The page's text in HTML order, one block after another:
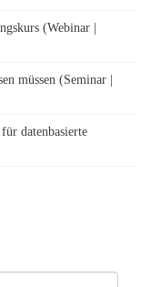
(Webinar |
müssen (Seminar |
datenbasierte